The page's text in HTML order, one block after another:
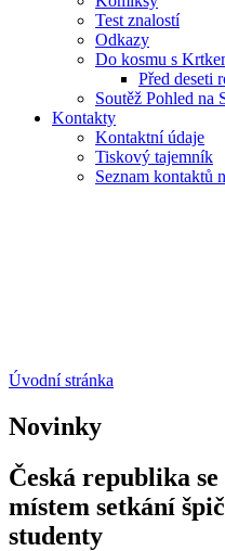
Test znalostí
Odkazy
Do kosmu s
Před deseti
Soutěž Pohled na
Kontakty
Kontaktní údaje
Tiskový tajemník
Seznam kontaktů
Úvodní stránka
Novinky
Česká republika se
místem setkání
studenty